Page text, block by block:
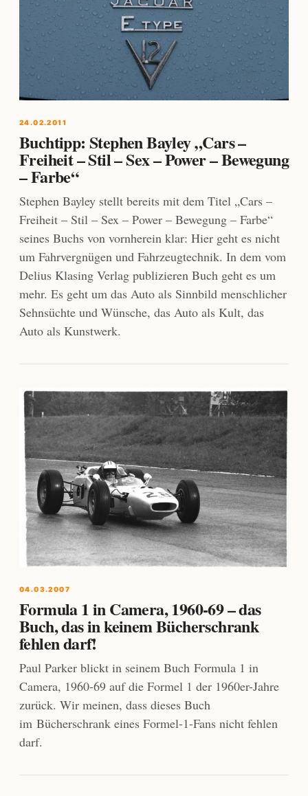
24.02.2011
Buchtipp: Stephen Bayley „Cars –
Freiheit – Stil – Sex – Power – Bewegung
– Farbe“
Stephen Bayley stellt bereits mit dem Titel „Cars –
Freiheit – Stil – Sex – Power – Bewegung – Farbe“
seines Buchs von vornherein klar: Hier geht es nicht
um Fahrvergnügen und Fahrzeugtechnik. In dem vom
Delius Klasing Verlag publizieren Buch geht es um
mehr. Es geht um das Auto als Sinnbild menschlicher
Sehnsüchte und Wünsche, das Auto als Kult, das
Auto als Kunstwerk.
04.03.2007
Formula 1 in Camera, 1960-69 – das
Buch, das in keinem Bücherschrank
fehlen darf!
Paul Parker blickt in seinem Buch Formula 1 in
Camera, 1960-69 auf die Formel 1 der 1960er-Jahre
zurück. Wir meinen, dass dieses Buch
im Bücherschrank eines Formel-1-Fans nicht fehlen
darf.